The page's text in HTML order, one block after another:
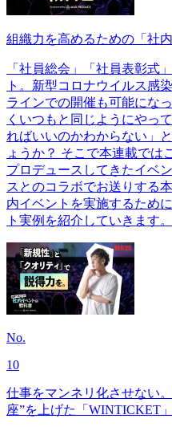
組織力を高めるための「社
「社員総会」「社員表彰式
ト。新型コロナウイルス感
ラインでの開催も可能にな
くいつもと同じようにやっ
ればいいのかわからない」
ょうか？ そこで本連載では
プロデュースしてきたイベ
スとのコラボでお送りする
内イベントを実施するため
ト実例を紹介していきます。
No.
10
仕事をマンネリ化させない
座”を上げた「WINTICKET